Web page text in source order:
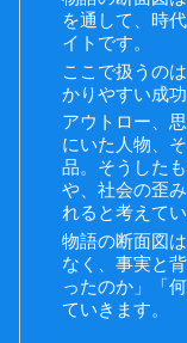
を通して、時
イトです。
ここで扱うの
かりやすい成
アウトロー、
にいた人物、
品。そうした
や、社会の歪
れると考えてい
物語の断面図
なく、事実と
ったのか」「
ていきます。